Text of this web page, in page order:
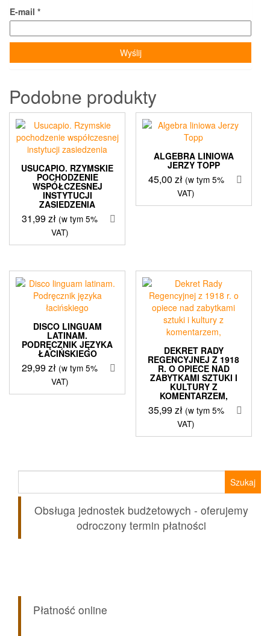
E-mail *
Podobne produkty
USUCAPIO. RZYMSKIE
POCHODZENIE
WSPÓŁCZESNEJ
INSTYTUCJI
ZASIEDZENIA
31,99zł (w tym 5%
VAT)
ALGEBRA LINIOWA
JERZY TOPP
45,00 zł (w tym 5%
VAT)
DISCO LINGUAM
LATINAM.
PODRĘCZNIK JĘZYKA
ŁACIŃSKIEGO
29,99zł (w tym 5%
VAT)
DEKRET RADY
REGENCYJNEJ Z 1918
R. O OPIECE NAD
ZABYTKAMI SZTUKI I
KULTURY Z
KOMENTARZEM,
35,99zł (w tym 5%
VAT)
Obsługa jednostek budżetowych - oferujemy
odroczony termin płatności
Płatność online